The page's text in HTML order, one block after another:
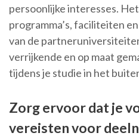
persoonlijke interesses.
programma’s, faciliteiten
van de
verrijkende en op maat
tijdens je studie in het
Zorg ervoor dat je
vereisten voor